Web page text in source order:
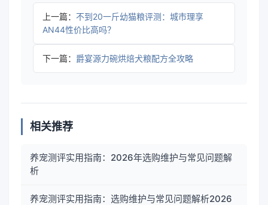
上一篇： 不到20一斤幼猫粮评测：城市理享
AN44性价比高吗？
下一篇： 爵宴源力碗烘焙犬粮配方全攻略
相关推荐
养宠测评实用指南：2026年选购维护与常见问题解
析
养宠测评实用指南：选购维护与常见问题解析2026